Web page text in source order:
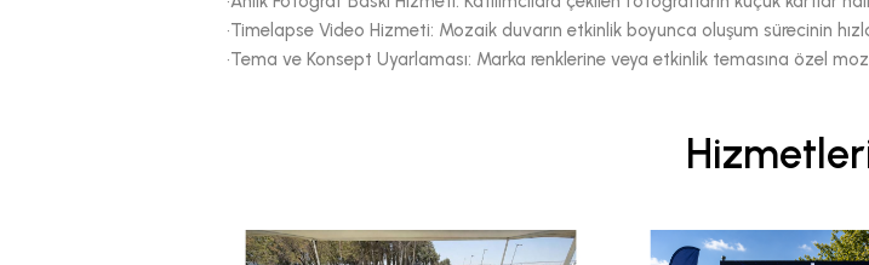
•Timelapse Video Hizmeti: Mozaik duvarın etkinlik boyunca oluşum sürecinin
•Tema ve Konsept Uyarlaması: Marka renklerine veya etkinlik temasına özel